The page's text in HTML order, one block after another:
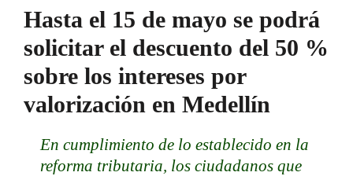
Hasta el 15 de mayo se podrá
solicitar el descuento del 50 %
sobre los intereses por
valorización en Medellín
En cumplimiento de lo establecido en la
reforma tributaria, los ciudadanos que